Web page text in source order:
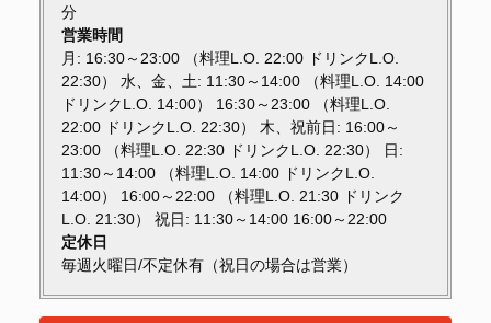
分
営業時間
月: 16:30～23:00 （料理L.O. 22:00 ドリンクL.O.
22:30） 水、金、土: 11:30～14:00 （料理L.O. 14:00
ドリンクL.O. 14:00） 16:30～23:00 （料理L.O.
22:00 ドリンクL.O. 22:30） 木、祝前日: 16:00～
23:00 （料理L.O. 22:30 ドリンクL.O. 22:30） 日:
11:30～14:00 （料理L.O. 14:00 ドリンクL.O.
14:00） 16:00～22:00 （料理L.O. 21:30 ドリンク
L.O. 21:30） 祝日: 11:30～14:00 16:00～22:00
定休日
毎週火曜日/不定休有（祝日の場合は営業）